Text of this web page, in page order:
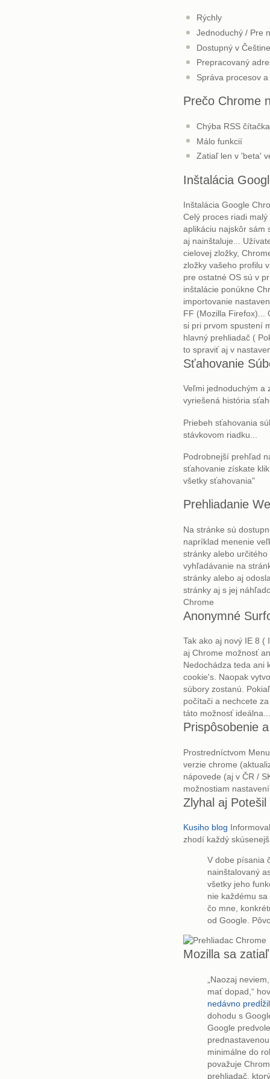
Rýchly
Jednoduchý / Pre
Dostupný v
Prepracovaný
Správa procesov
Prečo Chrome
Chýba RSS
Málo funkcií
Zatiaľ len v 'beta'
Inštalácia
Inštalácia Google
Celý proces riadi
aplikáciu najskôr sám
aj nainštaluje...
cielovej zložky,
zložky vašeho profilu
pre ostatné OS sú v
inštalácie ponúkne
importovanie
FF (Mozilla Firefox)...
si pri prvom spustení
hlavný prehliadač (
to spraviť aj v
Sťahovanie
Veľmi jednoduchým a
vyriešená história
Priebeh sťahovania
stávkovom riadku...
Podrobnejší prehľad
sťahovanie získate
všetky sťahovania"
Prehliadanie
Na stránke sú
napríklad menenie
stránky alebo
vyhľadávanie na
stránky alebo aj
stránky aj s jej
Chrome
Anonymné
Tak ako aj nový IE 8 (
aj Chrome možnosť
Nedochádza teda ani
cookie's. Naopak
súbory zostanú.
počítači a nechcete
táto možnosť
Prispôsobenie
Prostredníctvom
verzie chrome
nápovede (aj v ČR /
možnostiam
Zlyhal aj Potešil
Kusiho blog
zhodí každý
V dobe písania
nainštalovaný
všetky jeho
nie každému
čo mne,
od Google.
Mozilla sa
„Naozaj
mať dopad,“
nedávno
dohodu s
Google
minimálne do
považuje
prehliadač,